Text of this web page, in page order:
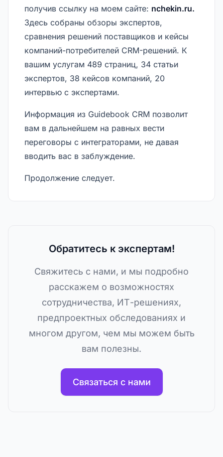
получив ссылку на моем сайте: nchekin.ru.
Здесь собраны обзоры экспертов,
сравнения решений поставщиков и кейсы
компаний-потребителей CRM-решений. К
вашим услугам 489 страниц, 34 статьи
экспертов, 38 кейсов компаний, 20
интервью с экспертами.
Информация из Guidebook CRM позволит
вам в дальнейшем на равных вести
переговоры с интеграторами, не давая
вводить вас в заблуждение.
Продолжение следует.
Обратитесь к экспертам!
Свяжитесь с нами, и мы подробно
расскажем о возможностях
сотрудничества, ИТ-решениях,
предпроектных обследованиях и
многом другом, чем мы можем быть
вам полезны.
Связаться с нами